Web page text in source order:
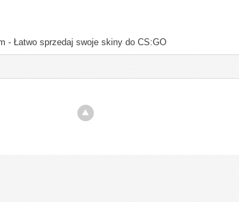
- Łatwo sprzedaj swoje skiny do CS:GO